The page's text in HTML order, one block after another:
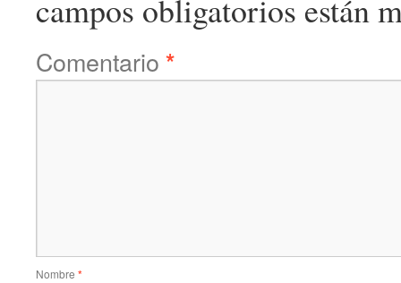
campos obligatorios están
Comentario *
Nombre *